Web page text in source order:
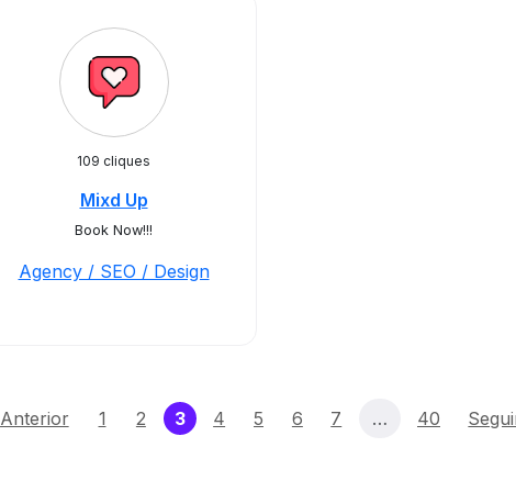
109 cliques
Mixd Up
Book Now!!!
Agency / SEO / Design
Anterior 1 2 3(current)
4 5 6 7 … 40